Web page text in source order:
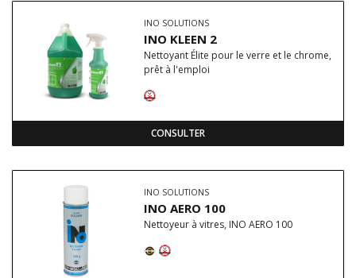
INO SOLUTIONS
INO KLEEN 2
Nettoyant Élite pour le verre et le chrome,
prêt à l'emploi
CONSULTER
INO SOLUTIONS
INO AERO 100
Nettoyeur à vitres, INO AERO 100